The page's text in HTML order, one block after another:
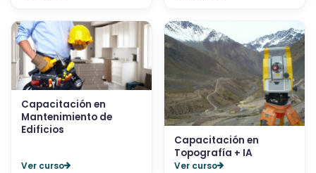
Capacitación en
Mantenimiento de
Edificios
Ver curso
Capacitación en
Topografía + IA
Ver curso